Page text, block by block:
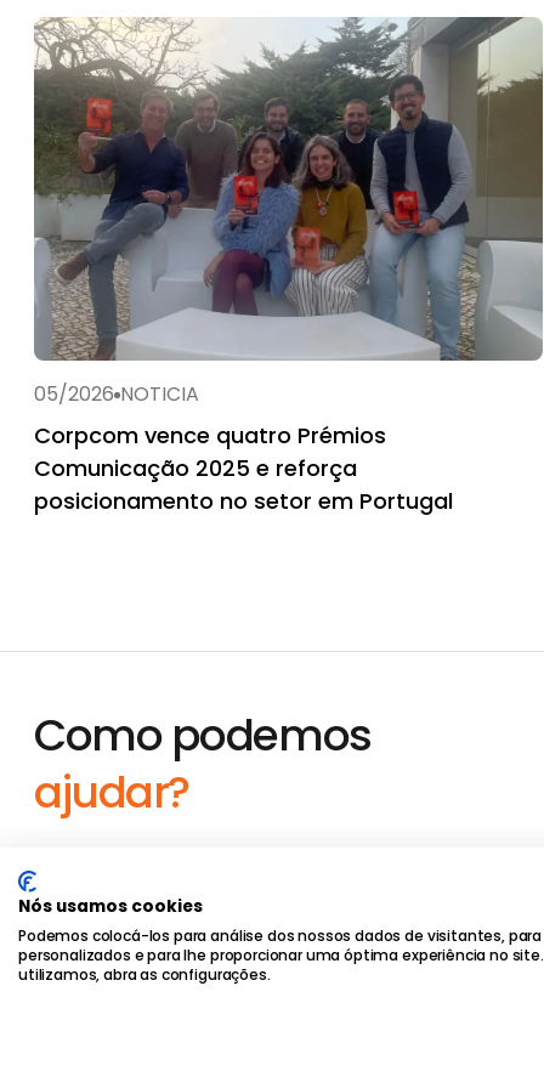
05/2026 NOTICIA
Corpcom vence quatro Prémios
Comunicação 2025 e reforça
posicionamento no setor em Portugal
Como podemos
ajudar?
© 2026 Corpcom - Todos os Direitos Reservados |
Nós usamos cookies
Podemos colocá-los para análise dos nossos dados de visitantes,
personalizados e para lhe proporcionar uma óptima experiência no
utilizamos, abra as configurações.